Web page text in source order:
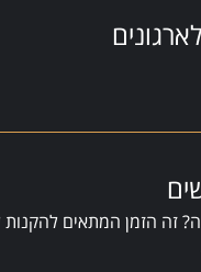
זה הזמן המתאים